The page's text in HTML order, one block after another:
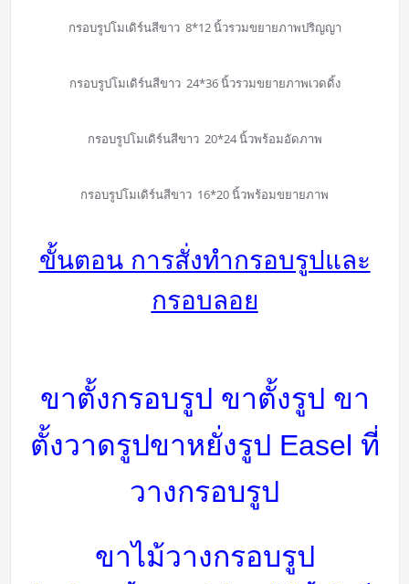
กรอบรูปโมเดิร์นสีขาว 8*12 นิ้วรวมขยายภาพปริญญา
กรอบรูปโมเดิร์นสีขาว 24*36 นิ้วรวมขยายภาพเวดดิ้ง
กรอบรูปโมเดิร์นสีขาว 20*24 นิ้วพร้อมอัดภาพ
กรอบรูปโมเดิร์นสีขาว 16*20 นิ้วพร้อมขยายภาพ
ขั้นตอน การสั่งทำกรอบรูปและ
กรอบลอย
ขาตั้งกรอบรูป ขาตั้งรูป ขา
ตั้งวาดรูปขาหยั่งรูป Easel ที่
วางกรอบรูป
ขาไม้วางกรอบรูป